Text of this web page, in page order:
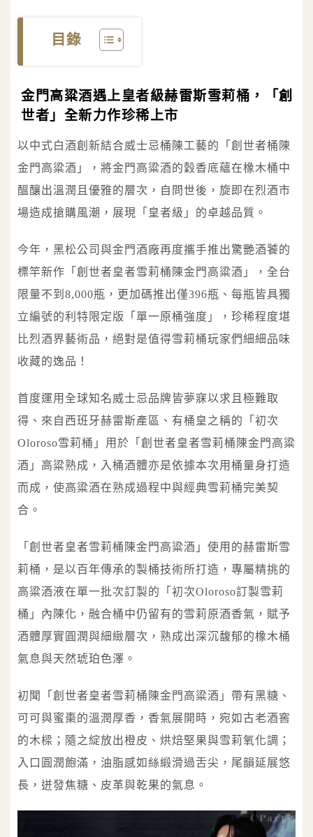
目錄
金門高粱酒遇上皇者級赫雷斯雪莉桶，「創
世者」全新力作珍稀上市
以中式白酒創新結合威士忌桶陳工藝的「創世者桶陳
金門高粱酒」，將金門高粱酒的穀香底蘊在橡木桶中
醞釀出溫潤且優雅的層次，自問世後，旋即在烈酒市
場造成搶購風潮，展現「皇者級」的卓越品質。
今年，黑松公司與金門酒廠再度攜手推出驚艷酒饕的
標竿新作「創世者皇者雪莉桶陳金門高粱酒」，全台
限量不到8,000瓶，更加碼推出僅396瓶、每瓶皆具獨
立編號的利特限定版「單一原桶強度」，珍稀程度堪
比烈酒界藝術品，絕對是值得雪莉桶玩家們細細品味
收藏的逸品！
首度運用全球知名威士忌品牌皆夢寐以求且極難取
得、來自西班牙赫雷斯產區、有桶皇之稱的「初次
Oloroso雪莉桶」用於「創世者皇者雪莉桶陳金門高粱
酒」高粱熟成，入桶酒體亦是依據本次用桶量身打造
而成，使高粱酒在熟成過程中與經典雪莉桶完美契
合。
「創世者皇者雪莉桶陳金門高粱酒」使用的赫雷斯雪
莉桶，是以百年傳承的製桶技術所打造，專屬精挑的
高粱酒液在單一批次訂製的「初次Oloroso訂製雪莉
桶」內陳化，融合桶中仍留有的雪莉原酒香氣，賦予
酒體厚實圓潤與細緻層次，熟成出深沉馥郁的橡木桶
氣息與天然琥珀色澤。
初聞「創世者皇者雪莉桶陳金門高粱酒」帶有黑糖、
可可與蜜棗的溫潤厚香，香氣展開時，宛如古老酒窖
的木樑；隨之綻放出橙皮、烘焙堅果與雪莉氧化調；
入口圓潤飽滿，油脂感如絲緞滑過舌尖，尾韻延展悠
長，迸發焦糖、皮革與乾果的氣息。